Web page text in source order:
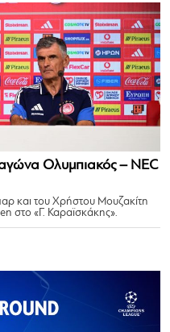
Ολυμπιακός – NEC
και του Χρήστου Μουζακίτη
στο «Γ. Καραϊσκάκης».